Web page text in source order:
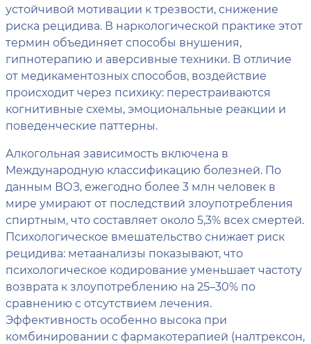
устойчивой мотивации к трезвости, снижение
риска рецидива. В наркологической практике этот
термин объединяет способы внушения,
гипнотерапию и аверсивные техники. В отличие
от медикаментозных способов, воздействие
происходит через психику: перестраиваются
когнитивные схемы, эмоциональные реакции и
поведенческие паттерны.
Алкогольная зависимость включена в
Международную классификацию болезней. По
данным ВОЗ, ежегодно более 3 млн человек в
мире умирают от последствий злоупотребления
спиртным, что составляет около 5,3% всех смертей.
Психологическое вмешательство снижает риск
рецидива: метаанализы показывают, что
психологическое кодирование уменьшает частоту
возврата к злоупотреблению на 25–30% по
сравнению с отсутствием лечения.
Эффективность особенно высока при
комбинировании с фармакотерапией (налтрексон,